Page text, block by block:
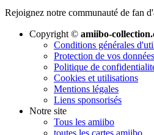
Rejoignez notre communauté de fan
Copyright © amiibo-
Conditions générales
Protection de vos
Politique de
Cookies et utilisations
Mentions légales
Liens sponsorisés
Notre site
Tous les amiibo
toutes les cartes amiibo